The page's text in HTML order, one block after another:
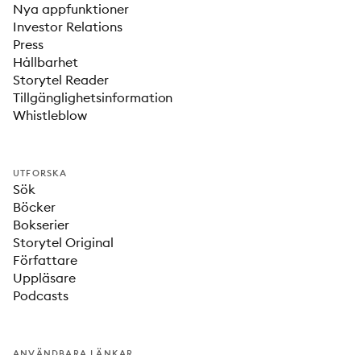
Nya appfunktioner
Investor Relations
Press
Hållbarhet
Storytel Reader
Tillgänglighetsinformation
Whistleblow
UTFORSKA
Sök
Böcker
Bokserier
Storytel Original
Författare
Uppläsare
Podcasts